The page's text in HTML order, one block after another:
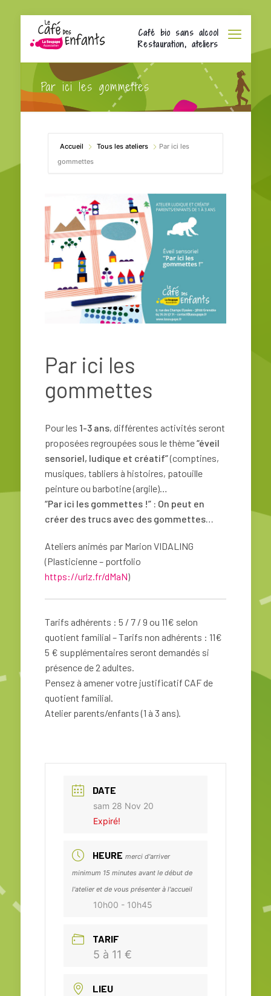
Café bio sans alcool
Restauration, ateliers
Par ici les gommettes
Accueil Tous les ateliers
Par ici les
gommettes
Par ici les
gommettes
Pour les 1-3 ans, différentes activités seront
proposées regroupées sous le thème“éveil
sensoriel, ludique et créatif”(comptines,
musiques, tabliers à histoires, patouille
peinture ou barbotine (argile)…
“Par ici les gommettes !” : On peut en
créer des trucs avec des gommettes…
Ateliers animés par Marion VIDALING
(Plasticienne – portfolio
https://urlz.fr/dMaN)
Tarifs adhérents : 5 / 7 / 9 ou 11€ selon
quotient familial – Tarifs non adhérents : 11€
5 € supplémentaires seront demandés si
présence de 2 adultes.
Pensez à amener votre justificatif CAF de
quotient familial.
Atelier parents/enfants (1 à 3 ans).
DATE
sam 28 Nov 20
Expiré!
HEURE merci d'arriver
minimum 15 minutes avant le début de
l'atelier et de vous présenter à l'accueil
10h00 - 10h45
TARIF
5 à 11 €
LIEU